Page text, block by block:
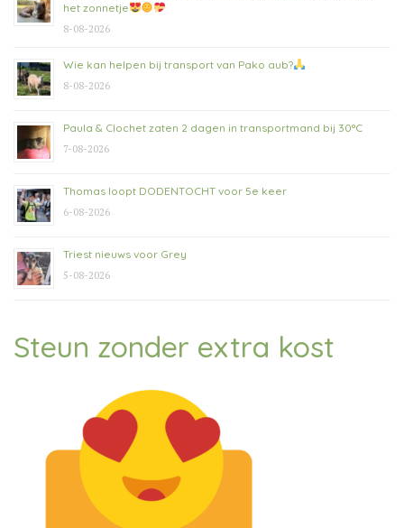
het zonnetje
8-08-2026
Wie kan helpen bij transport van Pako aub?
8-08-2026
Paula & Clochet zaten 2 dagen in transportmand bij 30°C
7-08-2026
Thomas loopt DODENTOCHT voor 5e keer
6-08-2026
Triest nieuws voor Grey
5-08-2026
Steun zonder extra kost